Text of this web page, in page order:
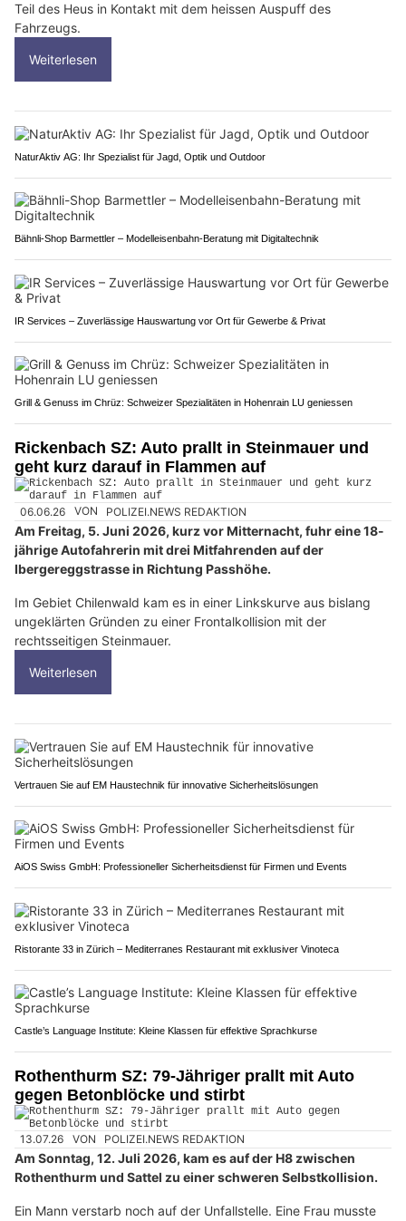
Teil des Heus in Kontakt mit dem heissen Auspuff des
Fahrzeugs.
Weiterlesen
NaturAktiv AG: Ihr Spezialist für Jagd, Optik und Outdoor
Bähnli-Shop Barmettler – Modelleisenbahn-Beratung mit Digitaltechnik
IR Services – Zuverlässige Hauswartung vor Ort für Gewerbe & Privat
Grill & Genuss im Chrüz: Schweizer Spezialitäten in Hohenrain LU geniessen
Rickenbach SZ: Auto prallt in Steinmauer und
geht kurz darauf in Flammen auf
06.06.26 VON POLIZEI.NEWS REDAKTION
Am Freitag, 5. Juni 2026, kurz vor Mitternacht, fuhr eine 18-
jährige Autofahrerin mit drei Mitfahrenden auf der
Ibergereggstrasse in Richtung Passhöhe.
Im Gebiet Chilenwald kam es in einer Linkskurve aus bislang
ungeklärten Gründen zu einer Frontalkollision mit der
rechtsseitigen Steinmauer.
Weiterlesen
Vertrauen Sie auf EM Haustechnik für innovative Sicherheitslösungen
AiOS Swiss GmbH: Professioneller Sicherheitsdienst für Firmen und Events
Ristorante 33 in Zürich – Mediterranes Restaurant mit exklusiver Vinoteca
Castle’s Language Institute: Kleine Klassen für effektive Sprachkurse
Rothenthurm SZ: 79-Jähriger prallt mit Auto
gegen Betonblöcke und stirbt
13.07.26 VON POLIZEI.NEWS REDAKTION
Am Sonntag, 12. Juli 2026, kam es auf der H8 zwischen
Rothenthurm und Sattel zu einer schweren Selbstkollision.
Ein Mann verstarb noch auf der Unfallstelle. Eine Frau musste